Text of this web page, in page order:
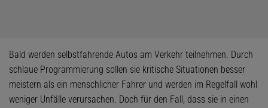
Bald werden selbstfahrende Autos am Verkehr teilnehmen. Durch
schlaue Programmierung sollen sie kritische Situationen besser
meistern als ein menschlicher Fahrer und werden im Regelfall wohl
weniger Unfälle verursachen. Doch für den Fall, dass sie in einen